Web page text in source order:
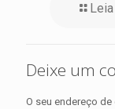
Deixe um
O seu endereço